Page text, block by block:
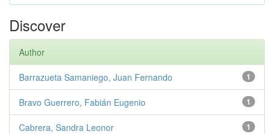
Discover
Author
1
Barrazueta Samaniego, Juan Fernando
1
Bravo Guerrero, Fabián Eugenio
1
Cabrera, Sandra Leonor